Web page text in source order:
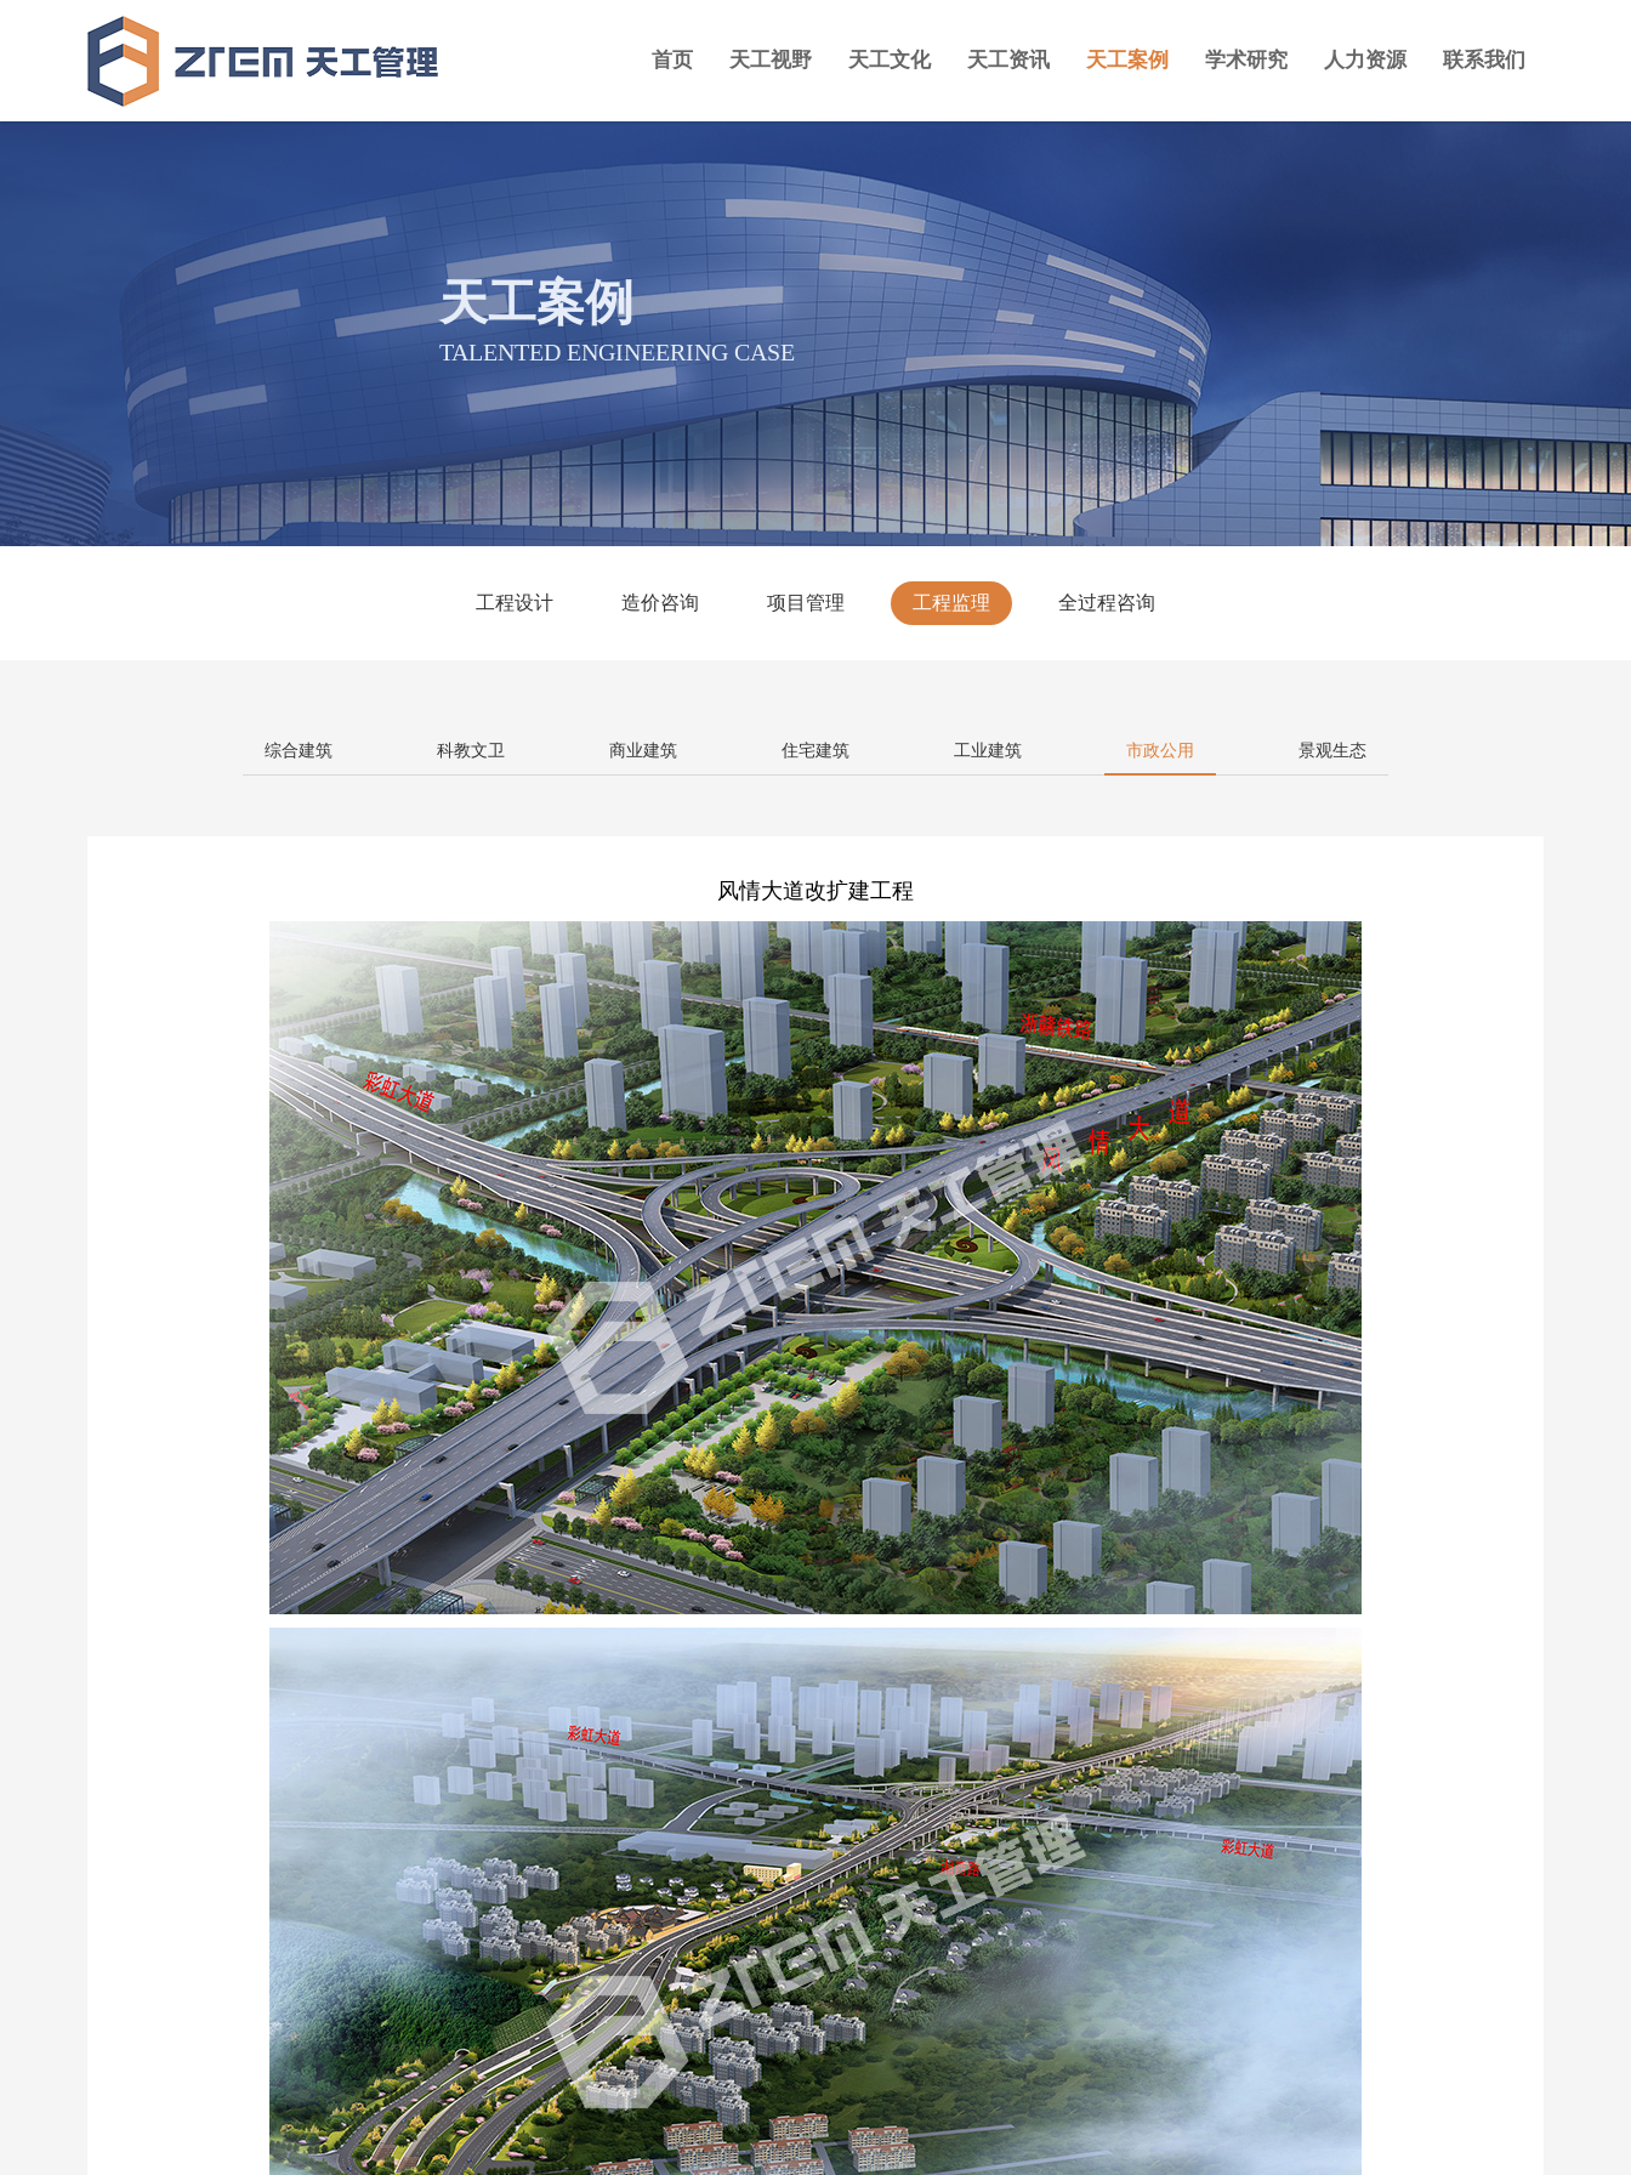
首页 天工视野 天工文化 天工资讯 天工案例 学术研究 人力资源 联系我们
天工案例
TALENTED ENGINEERING CASE
工程设计 造价咨询 项目管理 工程监理 全过程咨询
综合建筑 科教文卫 商业建筑 住宅建筑 工业建筑 市政公用 景观生态
风情大道改扩建工程